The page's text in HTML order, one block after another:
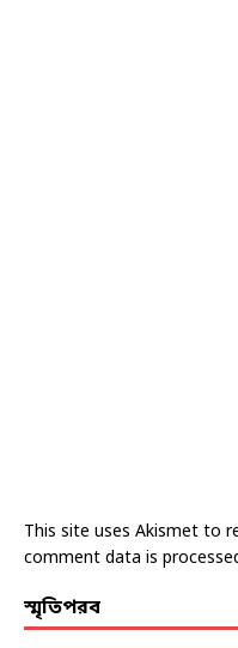
This site uses Akismet to
comment data is
স্মৃতিপরব